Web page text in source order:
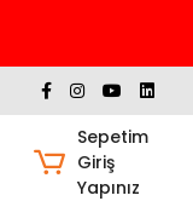
Sepetim
Giriş
Yapınız